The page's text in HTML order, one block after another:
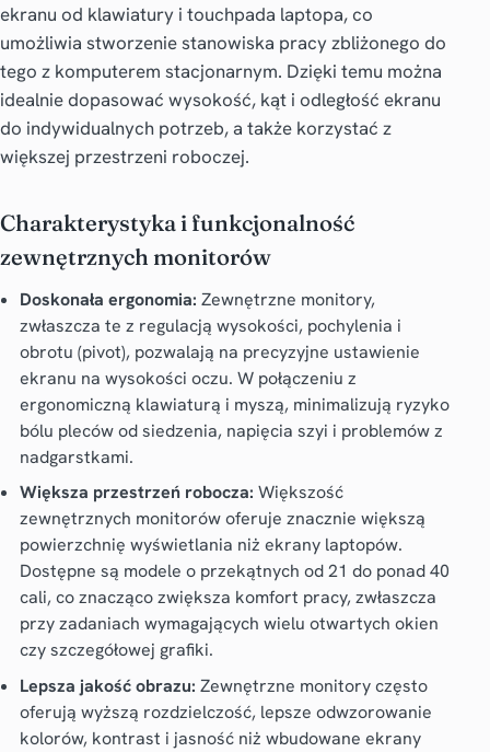
ekranu od klawiatury i touchpada laptopa, co
umożliwia stworzenie stanowiska pracy zbliżonego do
tego z komputerem stacjonarnym. Dzięki temu można
idealnie dopasować wysokość, kąt i odległość ekranu
do indywidualnych potrzeb, a także korzystać z
większej przestrzeni roboczej.
Charakterystyka i funkcjonalność
zewnętrznych monitorów
Doskonała ergonomia: Zewnętrzne monitory,
zwłaszcza te z regulacją wysokości, pochylenia i
obrotu (pivot), pozwalają na precyzyjne ustawienie
ekranu na wysokości oczu. W połączeniu z
ergonomiczną klawiaturą i myszą, minimalizują ryzyko
bólu pleców od siedzenia, napięcia szyi i problemów z
nadgarstkami.
Większa przestrzeń robocza: Większość
zewnętrznych monitorów oferuje znacznie większą
powierzchnię wyświetlania niż ekrany laptopów.
Dostępne są modele o przekątnych od 21 do ponad 40
cali, co znacząco zwiększa komfort pracy, zwłaszcza
przy zadaniach wymagających wielu otwartych okien
czy szczegółowej grafiki.
Lepsza jakość obrazu: Zewnętrzne monitory często
oferują wyższą rozdzielczość, lepsze odwzorowanie
kolorów, kontrast i jasność niż wbudowane ekrany